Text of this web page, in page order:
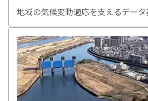
地域の気候変動適応を支えるデータ